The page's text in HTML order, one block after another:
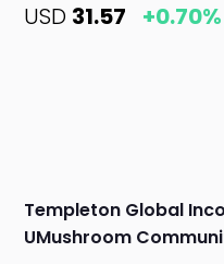
USD 31.57 +0.70%
Templeton Global
UMushroom